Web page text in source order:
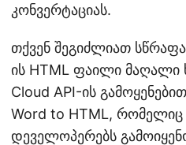
კონვერტაციას.
თქვენ შეგიძლიათ
ის HTML ფაილი მაღალი
Cloud API-ის
Word to HTML, რომელიც
დეველოპერებს